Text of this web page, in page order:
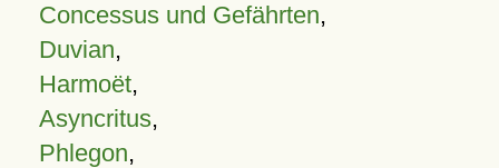
Concessus und Gefährten,
Duvian,
Harmoët,
Asyncritus,
Phlegon,